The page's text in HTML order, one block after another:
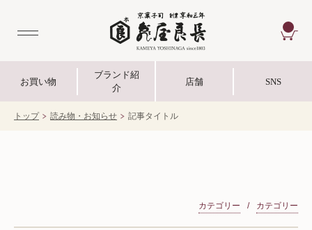
お買い物
ブランド紹
介
店舗 SNS
トップ 読み物・お知らせ 記事タイトル
カテゴリー カテゴリー